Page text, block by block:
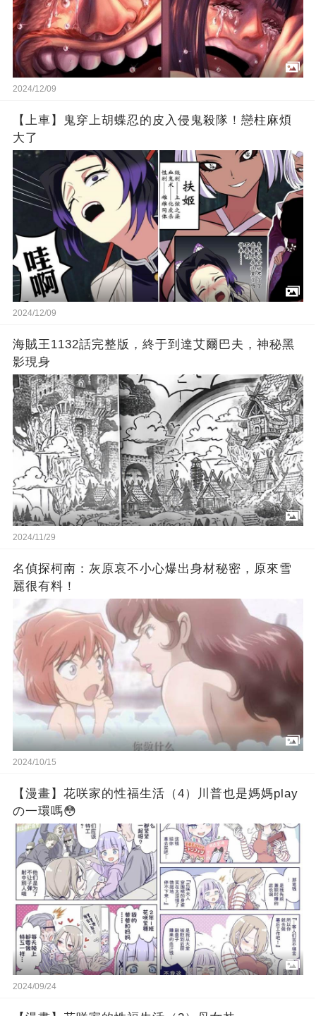
2024/12/09
【上車】鬼穿上胡蝶忍的皮入侵鬼殺隊！戀柱麻煩
大了
2024/12/09
海賊王1132話完整版，終于到達艾爾巴夫，神秘黑
影現身
2024/11/29
名偵探柯南：灰原哀不小心爆出身材秘密，原來雪
麗很有料！
2024/10/15
【漫畫】花咲家的性福生活（4）川普也是媽媽play
の一環嗎😳
2024/09/24